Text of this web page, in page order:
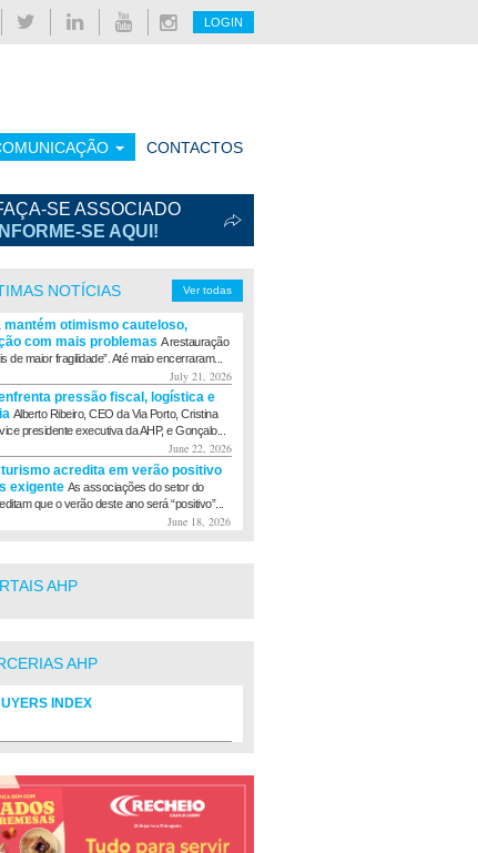
LOGIN
CONTACTOS
SE ASSOCIADO
INFORME-SE AQUI!
Ver todas
NOTÍCIAS
mantém otimismo cauteloso,
com mais problemas A restauração
de maior fragilidade”. Até maio encerraram...
July 21, 2026
pressão fiscal, logística e
Alberto Ribeiro, CEO da Via Porto, Cristina
presidente executiva da AHP, e Gonçalo...
June 22, 2026
acredita em verão positivo
exigente As associações do setor do
que o verão deste ano será “positivo”...
June 18, 2026
AHP
AHP
INDEX